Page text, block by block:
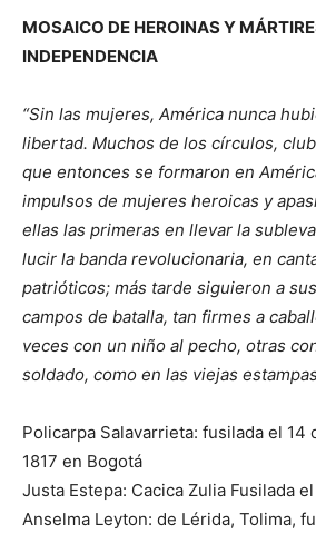
MOSAICO DE HEROINAS Y
INDEPENDENCIA
“Sin las mujeres, América nunca
libertad. Muchos de los círculos,
que entonces se formaron en
impulsos de mujeres heroicas y
ellas las primeras en llevar la
lucir la banda revolucionaria, en
patrióticos; más tarde siguieron a
campos de batalla, tan firmes a
veces con un niño al pecho, otras
soldado, como en las viejas
Policarpa Salavarrieta: fusilada el 14
1817 en Bogotá
Justa Estepa: Cacica Zulia Fusilada
Anselma Leyton: de Lérida, Tolima,